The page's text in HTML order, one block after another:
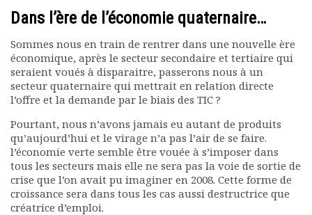
Dans l’ère de l’économie quaternaire…
Sommes nous en train de rentrer dans une nouvelle ère
économique, après le secteur secondaire et tertiaire qui
seraient voués à disparaitre, passerons nous à un
secteur quaternaire qui mettrait en relation directe
l’offre et la demande par le biais des TIC ?
Pourtant, nous n’avons jamais eu autant de produits
qu’aujourd’hui et le virage n’a pas l’air de se faire.
l’économie verte semble être vouée à s’imposer dans
tous les secteurs mais elle ne sera pas la voie de sortie de
crise que l’on avait pu imaginer en 2008. Cette forme de
croissance sera dans tous les cas aussi destructrice que
créatrice d’emploi.